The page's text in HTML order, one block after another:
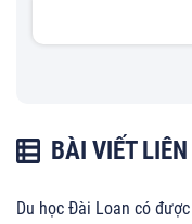
BÀI VIẾT
Du học Đài Loan có